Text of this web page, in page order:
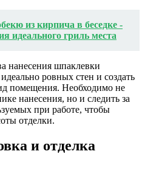
из кирпича в беседке -
идеального гриль места
нанесения шпаклевки
ровных стен и создать
помещения. Необходимо не
нанесения, но и следить за
при работе, чтобы
отделки.
и отделка